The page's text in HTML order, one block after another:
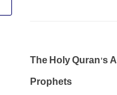
The Holy Quran's
Prophets